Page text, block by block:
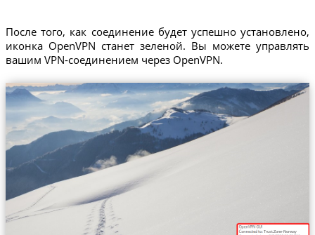
После того, как соединение будет успешно установлено,
иконка OpenVPN станет зеленой. Вы можете управлять
вашим VPN-соединением через OpenVPN.
Trust.Zone-Norway